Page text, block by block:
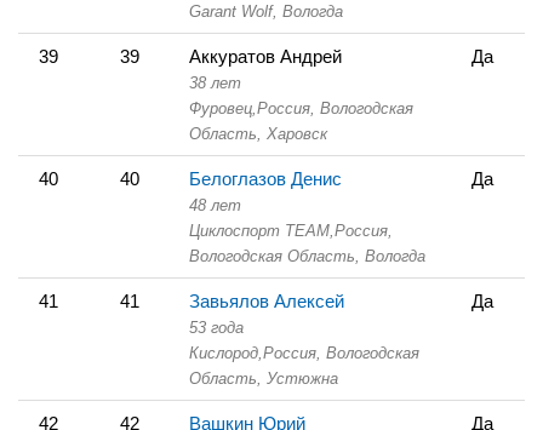
Garant Wolf, Вологда
39 39 Аккуратов Андрей
38 лет
Фуровец, Россия, Вологодская
Область,
Харовск
Да
40 40 Белоглазов Денис
48 лет
Циклоспорт TEAM, Россия,
Вологодская Область, Вологда
Да
41 41 Завьялов Алексей
53 года
Кислород, Россия, Вологодская
Область,
Устюжна
Да
42 42 Вашкин Юрий Да